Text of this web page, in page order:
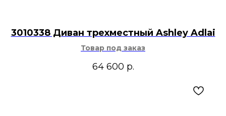
3010338 Диван трехместный Ashley Adlai
Товар под заказ
64 600 р.